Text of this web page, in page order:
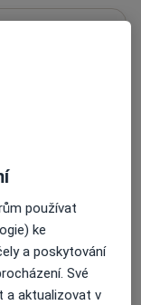
aktivní
na pojišťovnu
používat
ke
a poskytování
Své
a aktualizovat v